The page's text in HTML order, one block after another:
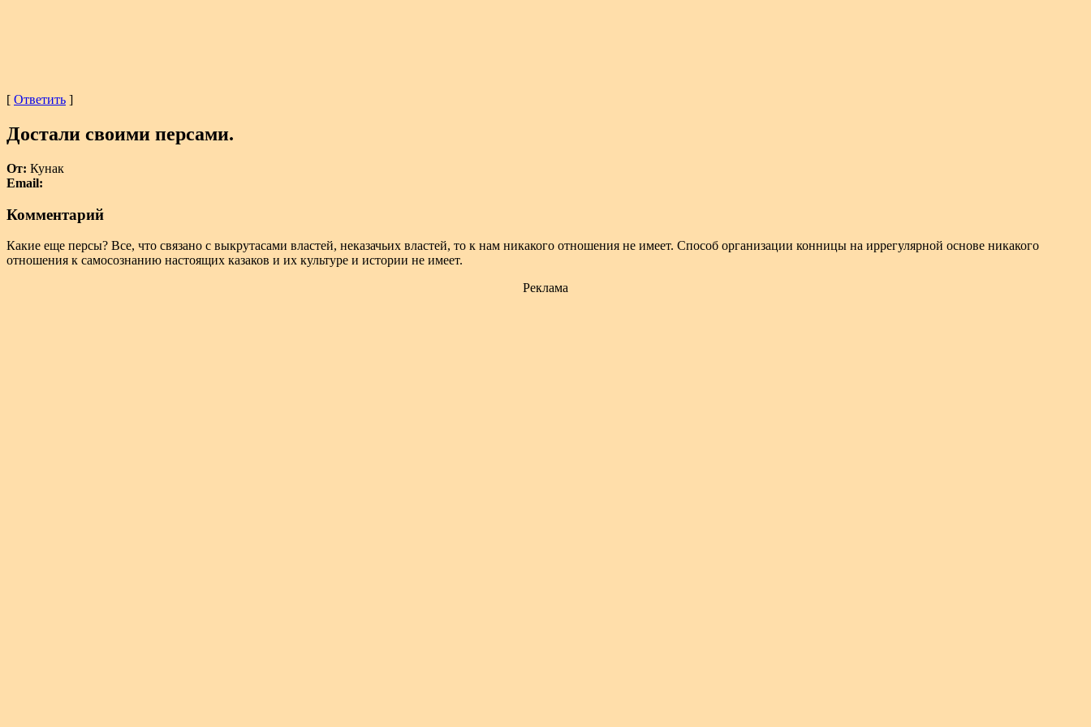
[ Ответить ]
Достали своими персами.
От: Кунак
Email:
Комментарий
Какие еще персы? Все, что связано с выкрутасами властей, неказачьих властей, то к нам никакого отношения не имеет. Способ организации конницы на иррегулярной основе никакого
отношения к самосознанию настоящих казаков и их культуре и истории не имеет.
Реклама